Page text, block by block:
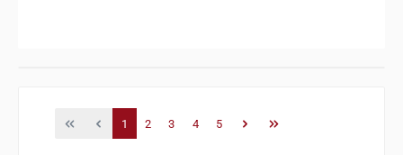
Seite
1 Seite
2 Seite
3 Seite
4 Seite
5